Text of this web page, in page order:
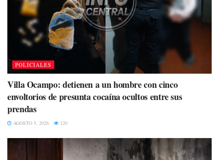
POLICIALES
Villa Ocampo: detienen a un hombre con cinco
envoltorios de presunta cocaína ocultos entre sus
prendas
AGOSTO 5, 2026 120